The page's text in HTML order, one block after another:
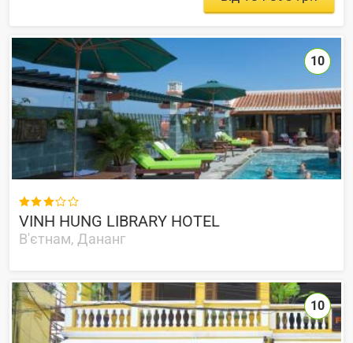

VINH HUNG LIBRARY HOTEL
В'єтнам, Дананг
10
10